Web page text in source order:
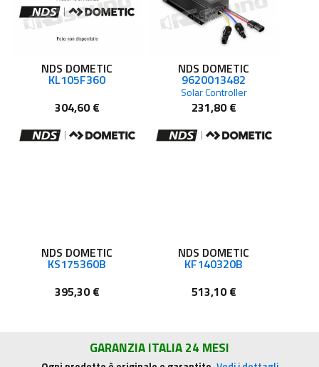
NDS DOMETIC
KL105F360
304,60 €
NDS DOMETIC
9620013482
Solar Controller
231,80 €
NDS DOMETIC
KS175360B
395,30 €
NDS DOMETIC
KF140320B
513,10 €
GARANZIA ITALIA 24 MESI